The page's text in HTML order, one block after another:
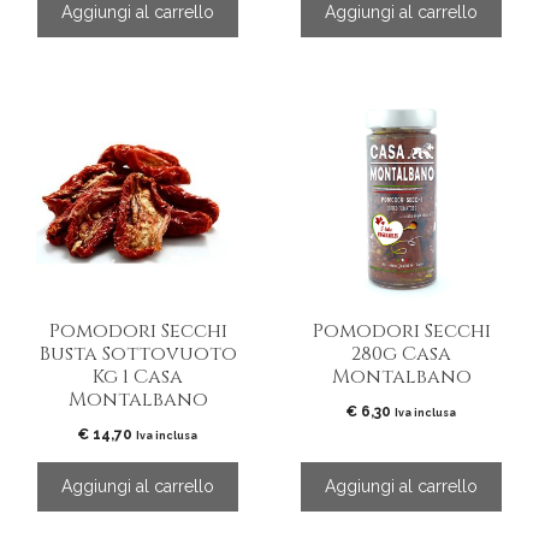
Aggiungi al carrello Aggiungi al carrello
Pomodori Secchi
Busta Sottovuoto
Kg 1 Casa
Montalbano
€ 14,70 Iva inclusa
Aggiungi al carrello
Pomodori Secchi
280g Casa
Montalbano
€ 6,30 Iva inclusa
Aggiungi al carrello